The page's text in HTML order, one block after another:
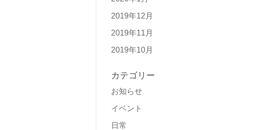
2019年12月
2019年11月
2019年10月
カテゴリー
お知らせ
イベント
日常